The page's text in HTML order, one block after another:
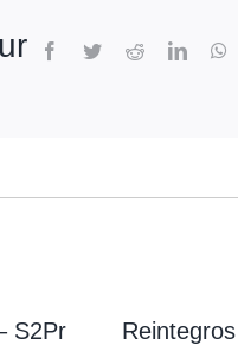
Facebook
TwitterReddit
S2Pr